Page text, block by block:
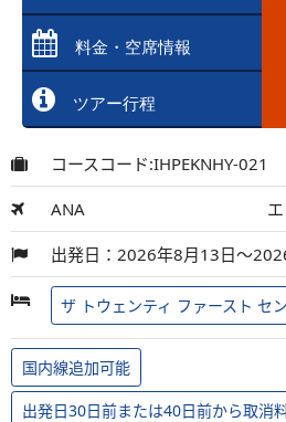
料金・空席情報
ツアー行程
コースコード:IHPEKNHY-021
ANA
出発日：2026年8月13日～
ザ トウェンティ ファースト セ
国内線追加可能
出発日30日前または40日前から取消